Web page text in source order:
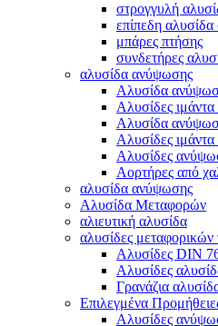
στρογγυλή
επίπεδη
μπάρες πτήσης
συνδετήρες
αλυσίδα ανύψωσης
Αλυσίδα
Αλυσίδες
Αλυσίδα
Αλυσίδες
Αλυσίδες
Αορτήρες από
αλυσίδα ανύψωσης
Αλυσίδα Μεταφορών
αλιευτική αλυσίδα
αλυσίδες μεταφορικών
Αλυσίδες DIN
Αλυσίδες
Γρανάζια
Επιλεγμένα
Αλυσίδες